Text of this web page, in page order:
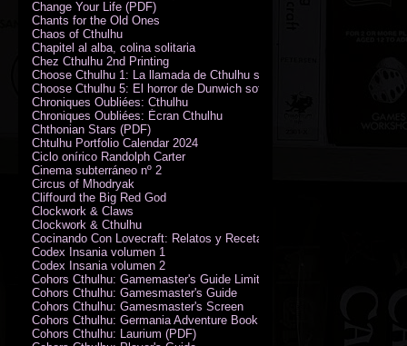
Change Your Life (PDF)
Chants for the Old Ones
Chaos of Cthulhu
Chapitel al alba, colina solitaria
Chez Cthulhu 2nd Printing
Choose Cthulhu 1: La llamada de Cthulhu softcover
Choose Cthulhu 5: El horror de Dunwich softcover
Chroniques Oubliées: Cthulhu
Chroniques Oubliées: Écran Cthulhu
Chthonian Stars (PDF)
Chtulhu Portfolio Calendar 2024
Ciclo onírico Randolph Carter
Cinema subterráneo nº 2
Circus of Mhodryak
Cliffourd the Big Red God
Clockwork & Claws
Clockwork & Cthulhu
Cocinando Con Lovecraft: Relatos y Recetas de Humor Sobrenatural
Codex Insania volumen 1
Codex Insania volumen 2
Cohors Cthulhu: Gamemaster's Guide Limited Edition
Cohors Cthulhu: Gamesmaster's Guide
Cohors Cthulhu: Gamesmaster's Screen
Cohors Cthulhu: Germania Adventure Book
Cohors Cthulhu: Laurium (PDF)